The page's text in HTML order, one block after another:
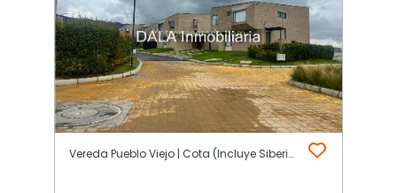
Vereda Pueblo Viejo | Cota (Incluye Siberia)